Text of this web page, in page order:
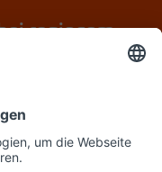
regiocom